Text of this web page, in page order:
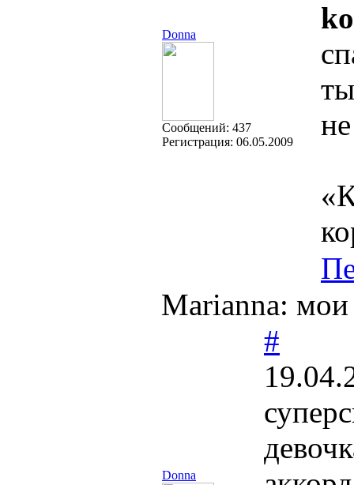
Donna
Cообщений: 437
Регистрация: 06.05.2009
Marianna:
Donna
#